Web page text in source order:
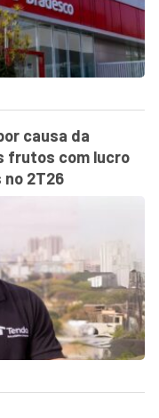
causa da
frutos com lucro
2T26